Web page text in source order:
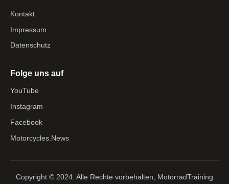
Kontakt
Impressum
Datenschutz
Folge uns auf
YouTube
Instagram
Facebook
Motorcycles.News
Copyright © 2024. Alle Rechte vorbehalten, MotorradTraining